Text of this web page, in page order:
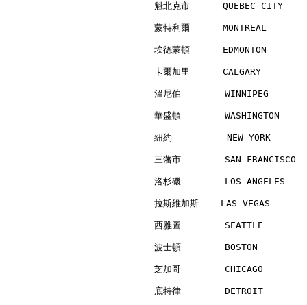
魁北克市      QUEBEC
蒙特利爾
埃德蒙頓      EDMONTON
卡爾加里      CALGARY
溫尼伯        WINNIPEG
華盛頓
紐約          NEW YORK
三藩市        SAN
洛杉磯        LOS
拉斯維加斯    LAS
西雅圖        SEATTLE
波士頓        BOSTON
芝加哥        CHICAGO
底特律        DETROIT